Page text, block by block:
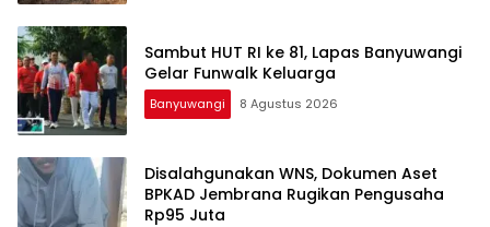
Sambut HUT RI ke 81, Lapas Banyuwangi
Gelar Funwalk Keluarga
Banyuwangi 8 Agustus 2026
Disalahgunakan WNS, Dokumen Aset
BPKAD Jembrana Rugikan Pengusaha
Rp95 Juta